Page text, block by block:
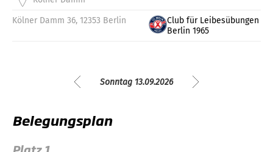
Kölner Damm 36, 12353 Berlin
Club für Leibesübungen
Berlin 1965
Belegungsplan
Sonntag 13.09.2026